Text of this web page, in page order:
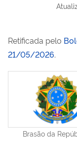
Retificada pelo
21/05/2026.
Brasão da